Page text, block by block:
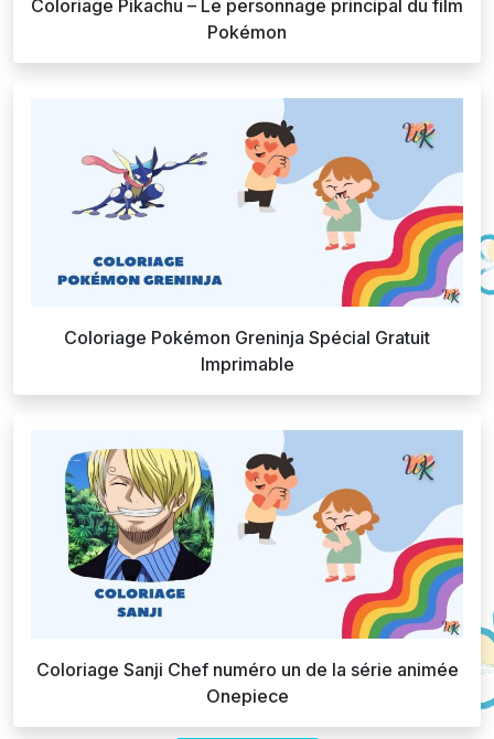
Coloriage Pikachu – Le personnage principal du film
Pokémon
Coloriage Pokémon Greninja Spécial Gratuit
Imprimable
Coloriage Sanji Chef numéro un de la série animée
Onepiece